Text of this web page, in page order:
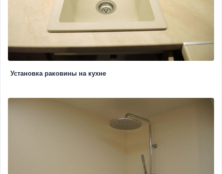
Установка раковины на кухне